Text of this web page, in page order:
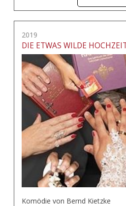
2019
DIE ETWAS WILDE
Komödie von Bernd Kietzke